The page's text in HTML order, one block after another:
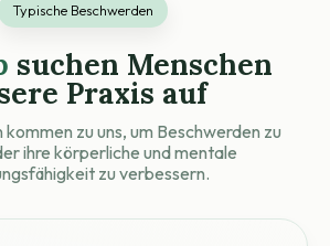
Typische Beschwerden
suchen Menschen
Praxis auf
zu uns, um Beschwerden zu
ihre körperliche und mentale
zu verbessern.